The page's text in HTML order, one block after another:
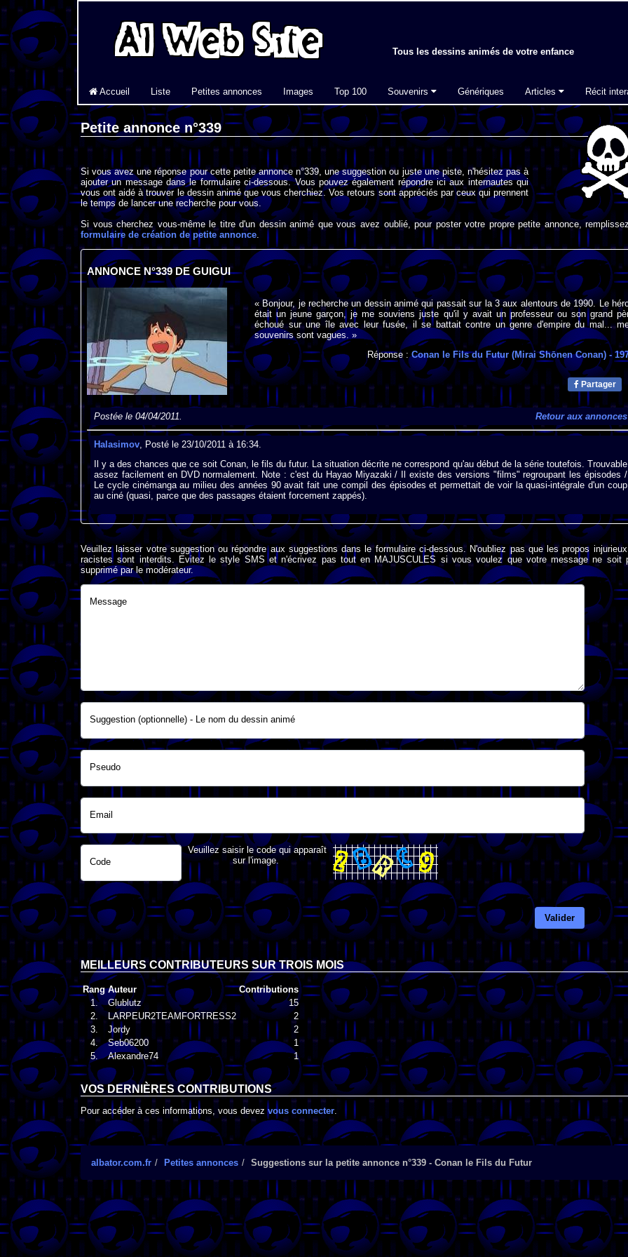
Tous les dessins animés de votre enfance
Accueil Liste Petites annonces Images Top 100 Souvenirs Génériques Articles Récit
Petite annonce n°339
Si vous avez une réponse pour cette petite annonce n°339, une suggestion ou juste une piste, n'hésitez pas à
ajouter un message dans le formulaire ci-dessous. Vous pouvez également répondre ici aux internautes qui
vous ont aidé à trouver le dessin animé que vous cherchiez. Vos retours sont appréciés par ceux qui prennent
le temps de lancer une recherche pour vous.
Si vous cherchez vous-même le titre d'un dessin animé que vous avez oublié, pour poster votre propre petite annonce,
formulaire de création de petite annonce.
ANNONCE N°339 DE GUIGUI
« Bonjour, je recherche un dessin animé qui passait sur la 3 aux alentours de 1990. Le
était un jeune garçon, je me souviens juste qu'il y avait un professeur ou son grand
échoué sur une île avec leur fusée, il se battait contre un genre d'empire du mal...
souvenirs sont vagues. »
Réponse :Conan le Fils du Futur (Mirai Shōnen Conan) -
Partager
Postée le 04/04/2011. Retour aux annonces
Halasimov, Posté le 23/10/2011 à 16:34.
Il y a des chances que ce soit Conan, le fils du futur. La situation décrite ne correspond qu'au début de la série toutefois. Trouvable
assez facilement en DVD normalement. Note : c'est du Hayao Miyazaki / Il existe des versions "films" regroupant les épisodes /
Le cycle cinémanga au milieu des années 90 avait fait une compil des épisodes et permettait de voir la quasi-intégrale d'un coup
au ciné (quasi, parce que des passages étaient forcement zappés).
Veuillez laisser votre suggestion ou répondre aux suggestions dans le formulaire ci-dessous. N'oubliez pas que les propos
racistes sont interdits. Evitez le style SMS et n'écrivez pas tout en MAJUSCULES si vous voulez que votre message ne soit
supprimé par le modérateur.
Message
Suggestion (optionnelle) - Le nom du dessin animé
Pseudo
Email
Code
Veuillez saisir le code qui apparaît
sur l'image.
Valider
MEILLEURS CONTRIBUTEURS SUR TROIS MOIS
Rang Auteur
Contributions
1.
Glublutz
15
2.
LARPEUR2TEAMFORTRESS2
2
3.
Jordy
2
4.
Seb06200
1
5.
Alexandre74 1
VOS DERNIÈRES CONTRIBUTIONS
Pour accéder à ces informations, vous devezvous connecter.
albator.com.fr Petites annonces Suggestions sur la petite annonce n°339 - Conan le Fils du Futur